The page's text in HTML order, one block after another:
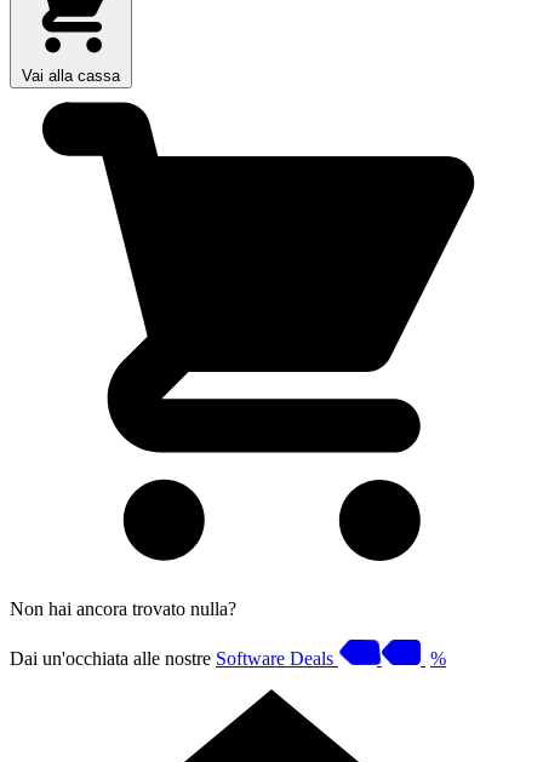
Vai alla cassa
Non hai ancora trovato nulla?
Dai un'occhiata alle nostre Software Deals %